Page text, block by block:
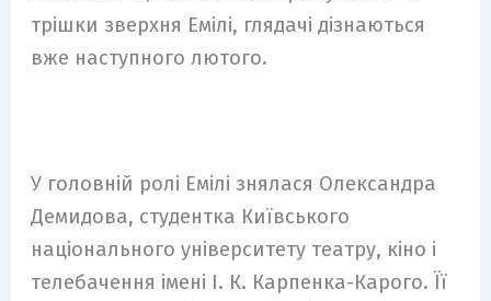
трішки зверхня Емілі, глядачі дізнаються
вже наступного лютого.
У головній ролі Емілі знялася Олександра
Демидова, студентка Київського
національного університету театру, кіно і
телебачення імені І. К. Карпенка-Карого. Її